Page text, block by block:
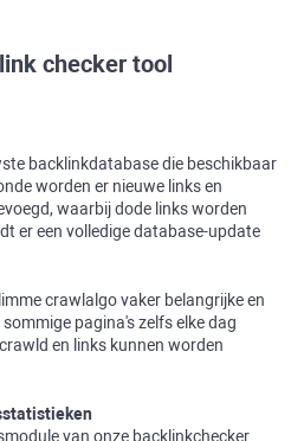
checker tool
backlinkdatabase die beschikbaar
worden er nieuwe links en
waarbij dode links worden
er een volledige database-update
crawlalgo vaker belangrijke en
pagina's zelfs elke dag
en links kunnen worden
van onze backlinkchecker